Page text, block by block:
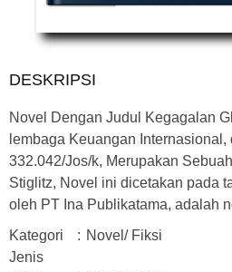
DESKRIPSI
Novel Dengan Judul Kegagalan
lembaga Keuangan
332.042/Jos/k, Merupakan
Stiglitz, Novel ini dicetakan pada
oleh PT Ina Publikatama, adalah
Kategori
: Novel/ Fiksi
Jenis